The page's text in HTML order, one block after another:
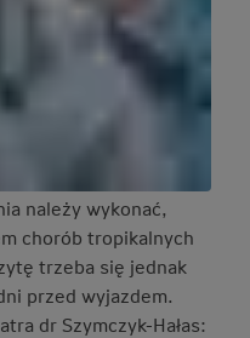
należy wykonać,
chorób tropikalnych
trzeba się jednak
przed wyjazdem.
dr Szymczyk-Hałas: